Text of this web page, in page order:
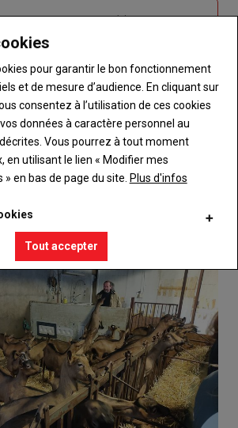
n'êtes pas abonné(e)
UN COMPTE
votre formule et créez votre
accéder à tout {nom-site}.
Créez un compte
pour garantir le bon fonctionnement
et de mesure d’audience. En cliquant sur
consentez à l’utilisation de ces cookies
données à caractère personnel au
Vous pourrez à tout moment
en utilisant le lien « Modifier mes
en bas de page du site. Plus d'infos
Tout accepter